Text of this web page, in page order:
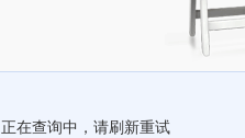
正在查询中，请刷新重试